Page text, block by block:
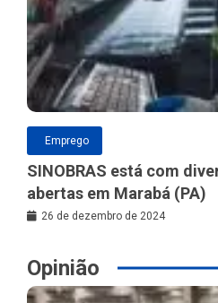
Emprego
SINOBRAS está com
abertas em Marabá (PA)
26 de dezembro de 2024
Opinião